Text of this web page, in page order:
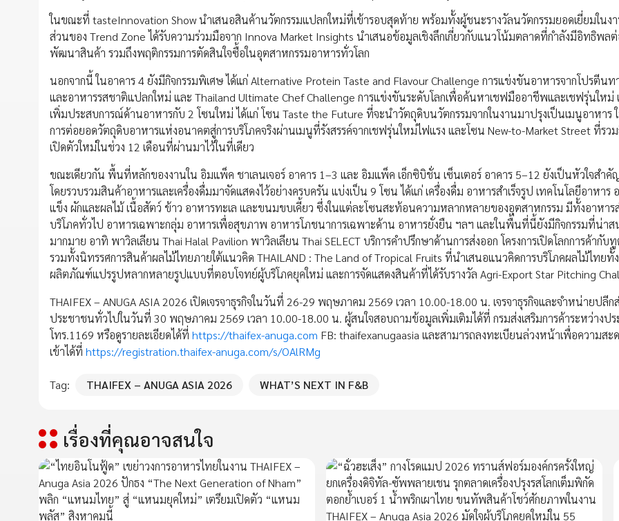
ในขณะที่ tasteInnovation Show นำเสนอสินค้านวัตกรรมแปลกใหม่ที่เข้ารอบสุดท้าย พร้อมทั้งผู้ชนะรางวัลนวัตกรรมยอดเยี่ยมในง
ส่วนของ Trend Zone ได้รับความร่วมมือจาก Innova Market Insights นำเสนอข้อมูลเชิงลึกเกี่ยวกับแนวโน้มตลาดที่กำลังมีอิทธิพลต่
พัฒนาสินค้า รวมถึงพฤติกรรมการตัดสินใจซื้อในอุตสาหกรรมอาหารทั่วโลก
นอกจากนี้ ในอาคาร 4 ยังมีกิจกรรมพิเศษ ได้แก่ Alternative Protein Taste and Flavour Challenge การแข่งขันอาหารจากโปรตีนท
และอาหารรสชาติแปลกใหม่ และ Thailand Ultimate Chef Challenge การแข่งขันระดับโลกเพื่อค้นหาเชฟมืออาชีพและเชฟรุ่นใหม่
เพิ่มประสบการณ์ด้านอาหารกับ 2 โซนใหม่ ได้แก่ โซน Taste the Future ที่จะนำวัตถุดิบนวัตกรรมจากในงานมาปรุงเป็นเมนูอาหาร
การต่อยอดวัตถุดิบอาหารแห่งอนาคตสู่การบริโภคจริงผ่านเมนูที่รังสรรค์จากเชฟรุ่นใหม่ไฟแรง และโซน New-to-Market Street ที่รว
เปิดตัวใหม่ในช่วง 12 เดือนที่ผ่านมาไว้ในที่เดียว
ขณะเดียวกัน พื้นที่หลักของงานใน อิมแพ็ค ชาเลนเจอร์ อาคาร 1–3 และ อิมแพ็ค เอ็กซิบิชั่น เซ็นเตอร์ อาคาร 5–12 ยังเป็นหัวใจสำคั
โดยรวบรวมสินค้าอาหารและเครื่องดื่มมาจัดแสดงไว้อย่างครบครัน แบ่งเป็น 9 โซน ได้แก่ เครื่องดื่ม อาหารสำเร็จรูป เทคโนโลยีอาหาร
แข็ง ผักและผลไม้ เนื้อสัตว์ ข้าว อาหารทะเล และขนมขบเคี้ยว ซึ่งในแต่ละโซนสะท้อนความหลากหลายของอุตสาหกรรม มีทั้งอาหาร
บริโภคทั่วไป อาหารเฉพาะกลุ่ม อาหารเพื่อสุขภาพ อาหารโภชนาการเฉพาะด้าน อาหารยั่งยืน ฯลฯ และในพื้นที่นี้ยังมีกิจกรรมที่น่าส
มากมาย อาทิ พาวิลเลียน Thai Halal Pavilion พาวิลเลียน Thai SELECT บริการคำปรึกษาด้านการส่งออก โครงการเปิดโลกการค้ากั
รวมทั้งนิทรรศการสินค้าผลไม้ไทยภายใต้แนวคิด THAILAND : The Land of Tropical Fruits ที่นำเสนอแนวคิดการบริโภคผลไม้ไทยทั้
ผลิตภัณฑ์แปรรูปหลากหลายรูปแบบที่ตอบโจทย์ผู้บริโภคยุคใหม่ และการจัดแสดงสินค้าที่ได้รับรางวัล Agri-Export Star Pitching
THAIFEX – ANUGA ASIA 2026 เปิดเจรจาธุรกิจในวันที่ 26-29 พฤษภาคม 2569 เวลา 10.00-18.00 น. เจรจาธุรกิจและจำหน่ายปลีก
ประชาชนทั่วไปในวันที่ 30 พฤษภาคม 2569 เวลา 10.00-18.00 น. ผู้สนใจสอบถามข้อมูลเพิ่มเติมได้ที่ กรมส่งเสริมการค้าระหว่างปร
โทร.1169 หรือดูรายละเอียดได้ที่ https://thaifex-anuga.com FB: thaifexanugaasia และสามารถลงทะเบียนล่วงหน้าเพื่อความสะ
เข้าได้ที่ https://registration.thaifex-anuga.com/s/OAlRMg
Tag: THAIFEX – ANUGA ASIA 2026 WHAT’S NEXT IN F&B
เรื่องที่คุณอาจสนใจ